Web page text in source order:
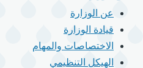
عن الوزارة
قيادة الوزارة
الاختصاصات والمهام
الهيكل التنظيمي